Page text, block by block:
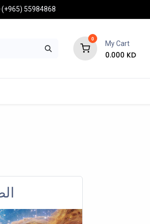
(+965) 55984868
0
My Cart
0.000 KD